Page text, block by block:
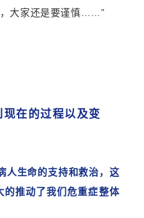
大家还是要谨慎 ……”
现在的过程以及变
生命的支持和救治，这
的推动了我们危重症整体